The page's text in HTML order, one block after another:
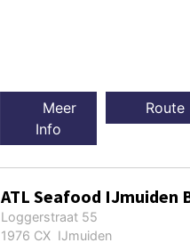
Meer
Info
Route
ATL Seafood IJmuiden
Loggerstraat 55
1976 CX IJmuiden